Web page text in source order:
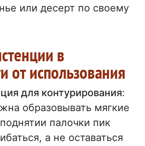
или десерт по своему
в
от использования
для контурирования:
образовывать мягкие
палочки пик
а не оставаться